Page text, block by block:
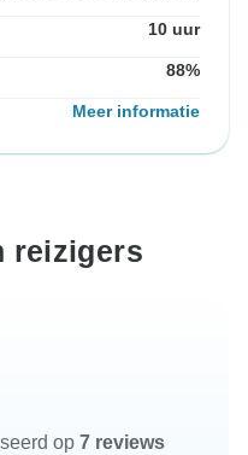
10 uur
88%
Meer informatie
reizigers
op 7 reviews